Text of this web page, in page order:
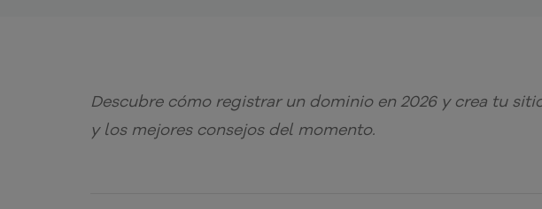
Descubre cómo registrar un dominio en 2026 y crea tu
y los mejores consejos del momento.